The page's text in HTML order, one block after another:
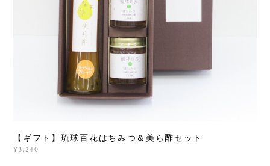
【ギフト】琉球百花はちみつ＆美ら酢セット
¥3,240